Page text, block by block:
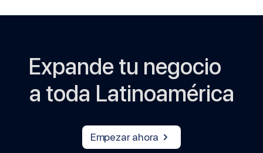
Expande tu negocio
a toda Latinoamérica
Empezar ahora